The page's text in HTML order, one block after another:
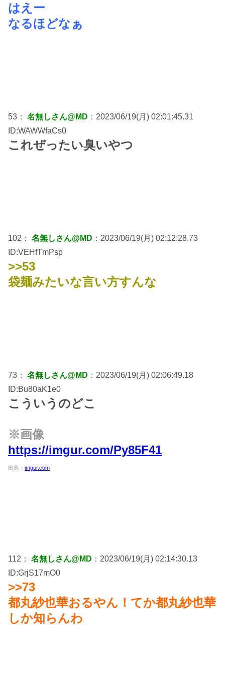
はえー
なるほどなぁ
53： 名無しさん@MD ：2023/06/19(月) 02:01:45.31
ID:WAWWfaCs0
これぜったい臭いやつ
102： 名無しさん@MD ：2023/06/19(月) 02:12:28.73
ID:VEHfTmPsp
>>53
袋麺みたいな言い方すんな
73： 名無しさん@MD ：2023/06/19(月) 02:06:49.18
ID:Bu80aK1e0
こういうのどこ
※画像
https://imgur.com/Py85F41
出典： imgur.com
112： 名無しさん@MD ：2023/06/19(月) 02:14:30.13
ID:GrjS17mO0
>>73
都丸紗也華おるやん！てか都丸紗也華
しか知らんわ